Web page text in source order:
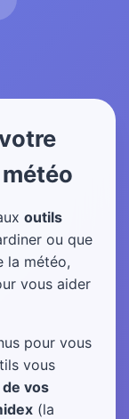
outils
ou que
la météo,
vous aider
pour vous
vous
vos
(la